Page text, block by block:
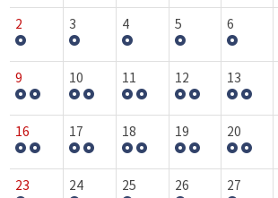
2 3 4 5 6
9 10 11 12 13
16 17 18 19 20
23 24 25 26 27